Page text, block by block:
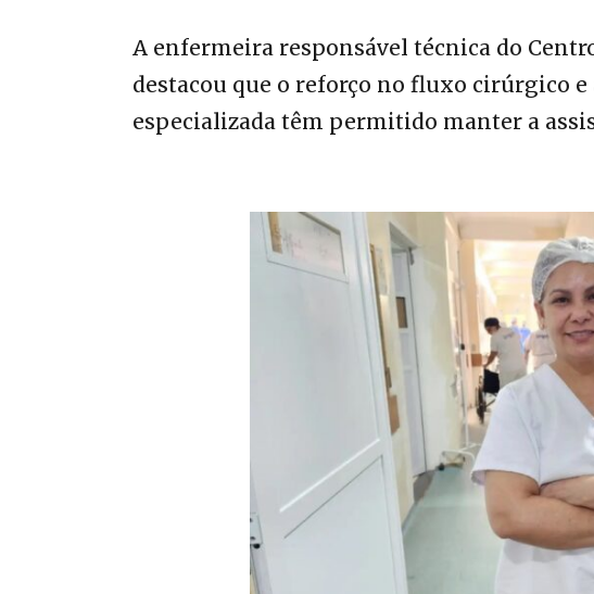
A enfermeira responsável técnica do
destacou que o reforço no fluxo cirúrgico
especializada têm permitido manter a